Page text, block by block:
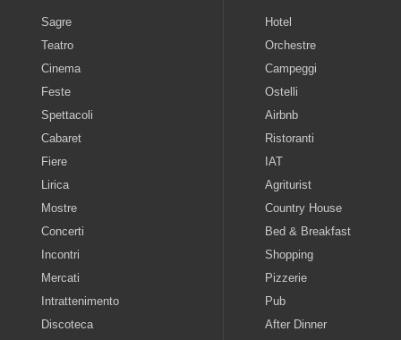
Sagre
Teatro
Cinema
Feste
Spettacoli
Cabaret
Fiere
Lirica
Mostre
Concerti
Incontri
Mercati
Intrattenimento
Discoteca
Hotel
Orchestre
Campeggi
Ostelli
Airbnb
Ristoranti
IAT
Agriturist
Country House
Bed & Breakfast
Shopping
Pizzerie
Pub
After Dinner